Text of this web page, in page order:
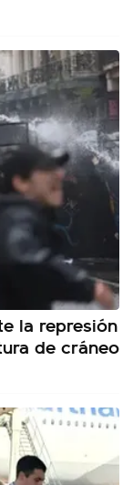
la represión
de cráneo